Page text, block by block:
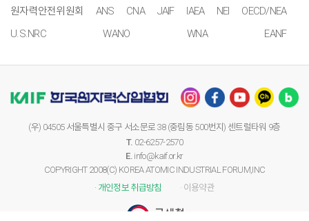
원자력안전위원회
ANS CNA JAIF IAEA NEI
OECD/NEA
U.S.NRC
WANO WNA EANF
(우) 04505 서울특별시 중구 서소문로 38 (중림동 500번지) 센트럴타워 9층
T. 02-6257-2570
E. info@kaif.or.kr
COPYRIGHT 2008(C) KOREA ATOMIC INDUSTRIAL FORUM,INC
· 개인정보 취급방침
· 이용약관